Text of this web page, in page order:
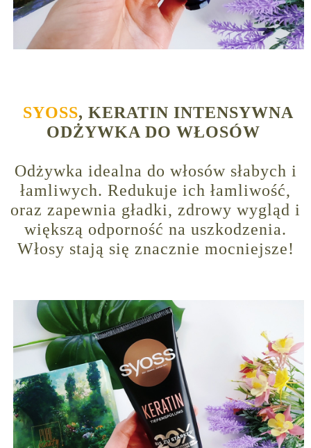
SYOSS, KERATIN INTENSYWNA
ODŻYWKA DO WŁOSÓW
Odżywka idealna do włosów słabych i
łamliwych. Redukuje ich łamliwość,
oraz zapewnia gładki, zdrowy wygląd i
większą odporność na uszkodzenia.
Włosy stają się znacznie mocniejsze!